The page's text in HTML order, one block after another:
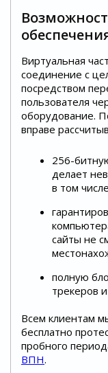
Виртуальная
соединение с
посредством
пользователя
оборудование.
вправе
256-
делает
в том
сайты не
полную
трекеров
Всем клиентам
бесплатно
пробного
ВПН.